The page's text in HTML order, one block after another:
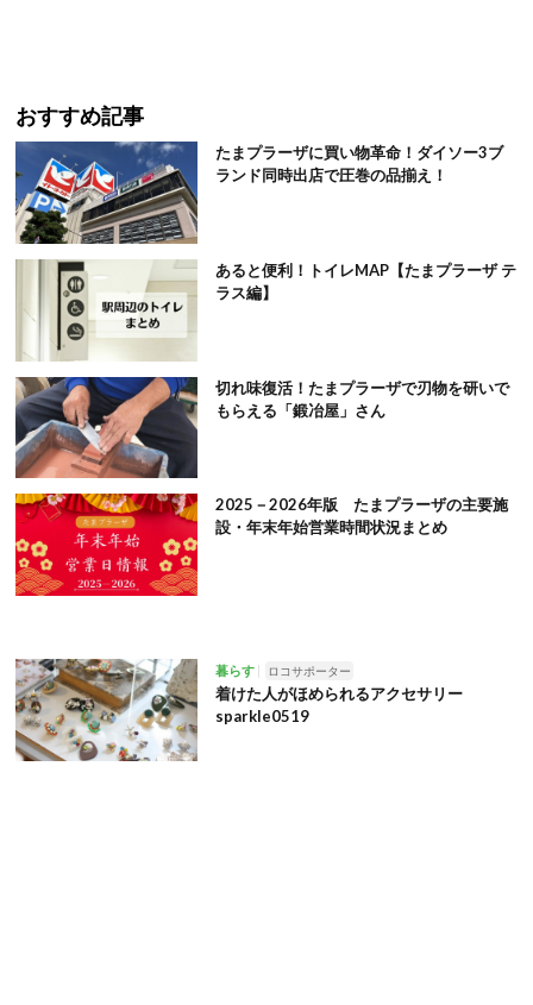
おすすめ記事
たまプラーザに買い物革命！ダイソー3ブ
ランド同時出店で圧巻の品揃え！
あると便利！トイレMAP【たまプラーザ テ
ラス編】
切れ味復活！たまプラーザで刃物を研いで
もらえる「鍛冶屋」さん
2025－2026年版 たまプラーザの主要施
設・年末年始営業時間状況まとめ
暮らす ロコサポーター
着けた人がほめられるアクセサリー
sparkle0519